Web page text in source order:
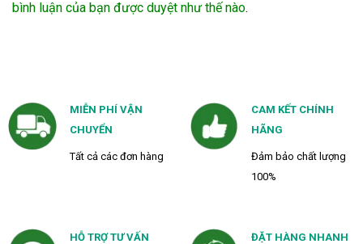
bình luận của bạn được duyệt như thế nào.
MIỄN PHÍ VẬN
CHUYỂN
Tất cả các đơn hàng
CAM KẾT CHÍNH
HÃNG
Đảm bảo chất lượng
100%
HỖ TRỢ TƯ VẤN ĐẶT HÀNG NHANH